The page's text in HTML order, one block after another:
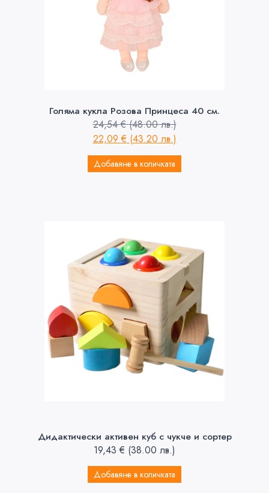
Голяма кукла Розова Принцеса 40 см.
24,54€ (48.00 лв.)
22,09€ (43.20 лв.)
Добавяне в количката
Дидактически активен куб с чукче и сортер
19,43€ (38.00 лв.)
Добавяне в количката